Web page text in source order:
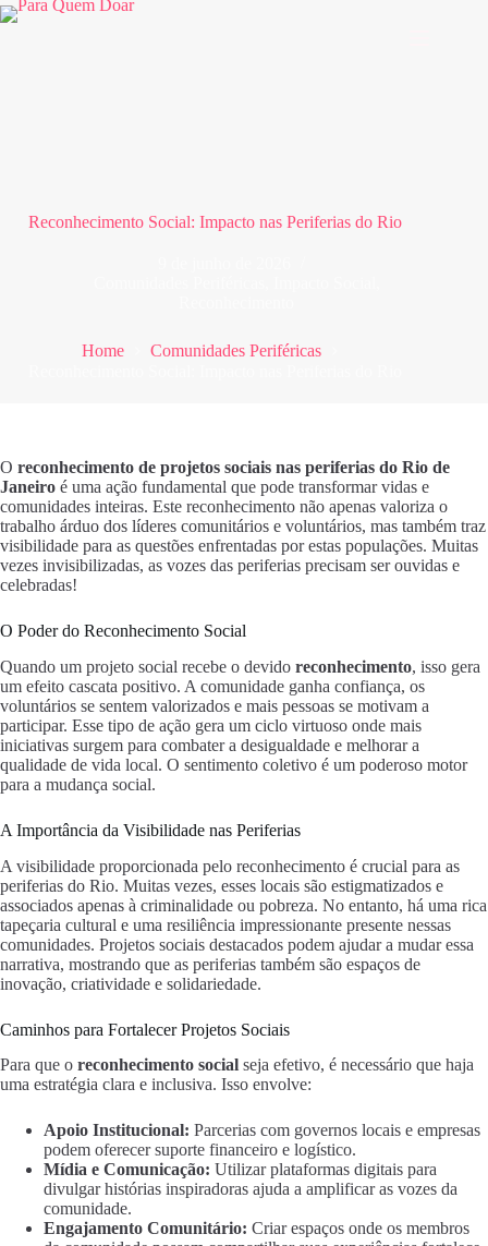
Pular
para
Reconhecimento Social: Impacto nas Periferias do Rio
Home
Comunidades Periféricas
O reconhecimento de projetos sociais nas periferias do Rio de
Janeiro é uma ação fundamental que pode transformar vidas e
comunidades inteiras. Este reconhecimento não apenas valoriza o
trabalho árduo dos líderes comunitários e voluntários, mas também traz
visibilidade para as questões enfrentadas por estas populações. Muitas
vezes invisibilizadas, as vozes das periferias precisam ser ouvidas e
celebradas!
O Poder do Reconhecimento Social
Quando um projeto social recebe o devido reconhecimento, isso gera
um efeito cascata positivo. A comunidade ganha confiança, os
voluntários se sentem valorizados e mais pessoas se motivam a
participar. Esse tipo de ação gera um ciclo virtuoso onde mais
iniciativas surgem para combater a desigualdade e melhorar a
qualidade de vida local. O sentimento coletivo é um poderoso motor
para a mudança social.
A Importância da Visibilidade nas Periferias
A visibilidade proporcionada pelo reconhecimento é crucial para as
periferias do Rio. Muitas vezes, esses locais são estigmatizados e
associados apenas à criminalidade ou pobreza. No entanto, há uma rica
tapeçaria cultural e uma resiliência impressionante presente nessas
comunidades. Projetos sociais destacados podem ajudar a mudar essa
narrativa, mostrando que as periferias também são espaços de
inovação, criatividade e solidariedade.
Caminhos para Fortalecer Projetos Sociais
Para que o reconhecimento social seja efetivo, é necessário que haja
uma estratégia clara e inclusiva. Isso envolve:
Apoio Institucional: Parcerias com governos locais e empresas
podem oferecer suporte financeiro e logístico.
Mídia e Comunicação: Utilizar plataformas digitais para
divulgar histórias inspiradoras ajuda a amplificar as vozes da
comunidade.
Engajamento Comunitário: Criar espaços onde os membros